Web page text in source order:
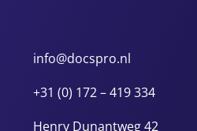
info@docspro.nl
+31 (0) 172 – 419 334
Henry Dunantweg 42